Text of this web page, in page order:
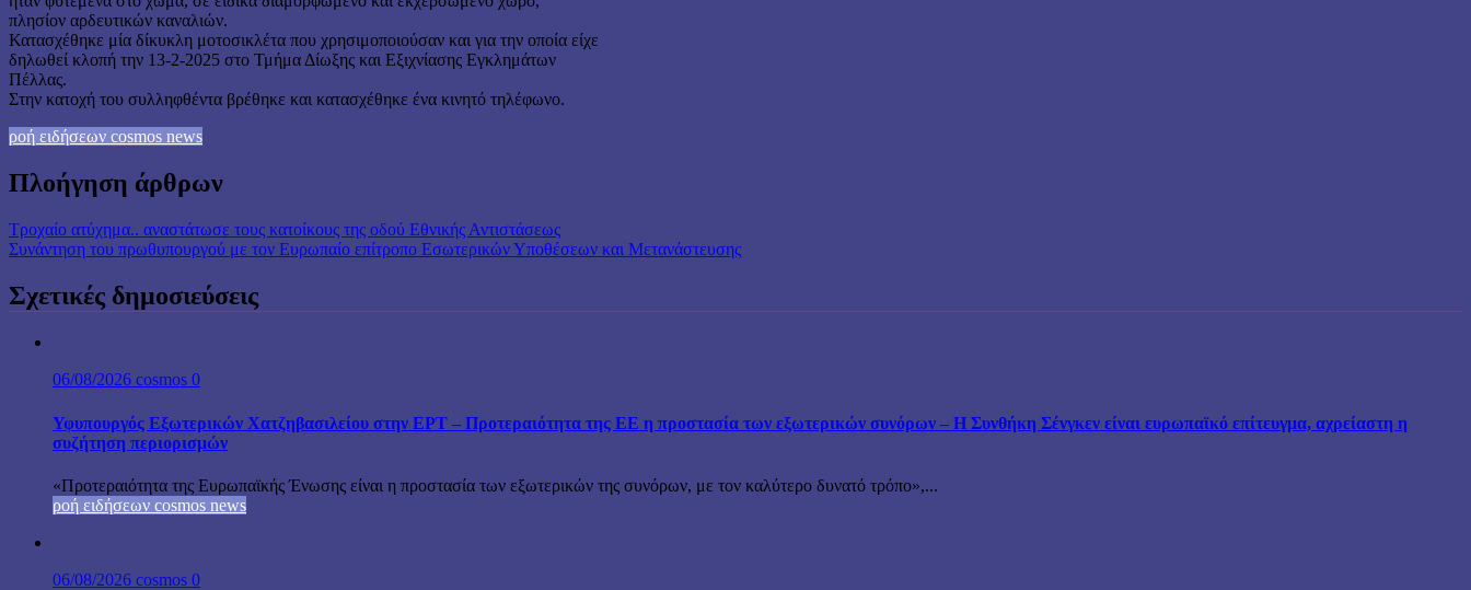
πλησίον αρδευτικών καναλιών.
Κατασχέθηκε μία δίκυκλη μοτοσικλέτα που χρησιμοποιούσαν και για την οποία είχε
δηλωθεί κλοπή την 13-2-2025 στο Τμήμα Δίωξης και Εξιχνίασης Εγκλημάτων
Πέλλας.
Στην κατοχή του συλληφθέντα βρέθηκε και κατασχέθηκε ένα κινητό τηλέφωνο.
ροή ειδήσεων cosmos news
Πλοήγηση άρθρων
Τροχαίο ατύχημα.. αναστάτωσε τους κατοίκους της οδού Εθνικής Αντιστάσεως
Συνάντηση του πρωθυπουργού με τον Ευρωπαίο επίτροπο Εσωτερικών Υποθέσεων και Μετανάστευσης
Σχετικές δημοσιεύσεις
06/08/2026 cosmos 0
Υφυπουργός Εξωτερικών Χατζηβασιλείου στην ΕΡΤ – Προτεραιότητα της ΕΕ η προστασία των εξωτερικών συνόρων – Η Συνθήκη Σένγκεν είναι ευρωπαϊκό επίτευγμα, αχρείαστη η
συζήτηση περιορισμών
«Προτεραιότητα της Ευρωπαϊκής Ένωσης είναι η προστασία των εξωτερικών της συνόρων, με τον καλύτερο δυνατό τρόπο»,...
ροή ειδήσεων cosmos news
06/08/2026 cosmos 0